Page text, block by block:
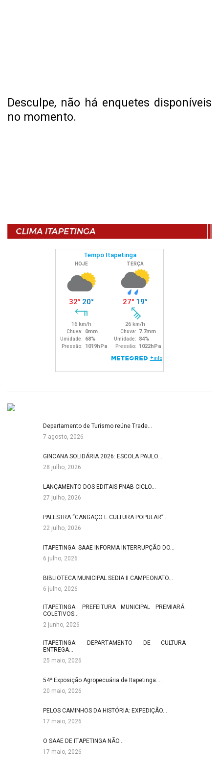
Desculpe, não há enquetes disponíveis
no momento.
Departamento de Turismo reúne Trade…
7 agosto, 2026
GINCANA SOLIDÁRIA 2026: ESCOLA PAULO…
28 julho, 2026
LANÇAMENTO DOS EDITAIS PNAB CICLO…
27 julho, 2026
PALESTRA “CANGAÇO E CULTURA POPULAR”…
22 julho, 2026
ITAPETINGA: SAAE INFORMA INTERRUPÇÃO DO…
6 julho, 2026
BIBLIOTECA MUNICIPAL SEDIA II CAMPEONATO…
6 julho, 2026
ITAPETINGA: PREFEITURA MUNICIPAL PREMIARÁ
COLETIVOS…
2 junho, 2026
ITAPETINGA: DEPARTAMENTO DE CULTURA
ENTREGA…
25 maio, 2026
54ª Exposição Agropecuária de Itapetinga:…
20 maio, 2026
PELOS CAMINHOS DA HISTÓRIA: EXPEDIÇÃO…
17 maio, 2026
O SAAE DE ITAPETINGA NÃO…
17 maio, 2026